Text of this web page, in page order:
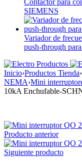
SIEMENS
Variador de
push-through
Inicio›Productos Tienda›
NEMA›Mini
10kA Enchufable-
Producto anterior
Siguiente producto